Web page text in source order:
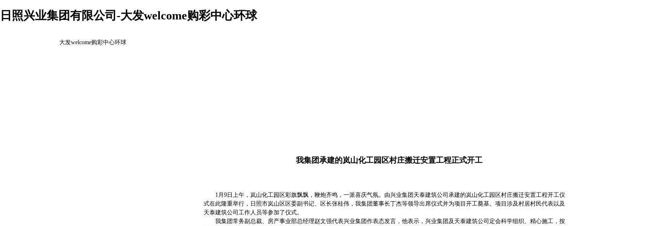
日照兴业集团有限公司-大发welcome购彩中心环球
大发welcome购彩中心环球
我集团承建的岚山化工园区村庄搬迁安置工程正式开工
1月9日上午，岚山化工园区彩旗飘飘，鞭炮齐鸣，一派喜庆气氛。由兴业集团天泰建筑公司承建的岚山化工园区村庄搬迁安置工程开工仪
式在此隆重举行，日照市岚山区区委副书记、区长张桂伟，我集团董事长丁杰等领导出席仪式并为项目开工奠基。项目涉及村居村民代表以及
天泰建筑公司工作人员等参加了仪式。
我集团常务副总裁、房产事业部总经理赵文强代表兴业集团作表态发言，他表示，兴业集团及天泰建筑公司定会科学组织、精心施工，按